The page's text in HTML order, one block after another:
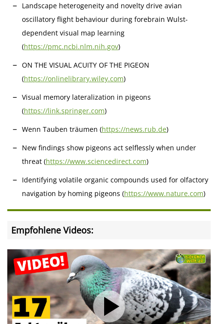
Landscape heterogeneity and novelty drive avian
oscillatory flight behaviour during forebrain Wulst-
dependent visual map learning
(https://pmc.ncbi.nlm.nih.gov)
ON THE VISUAL ACUITY OF THE PIGEON
(https://onlinelibrary.wiley.com)
Visual memory lateralization in pigeons
(https://link.springer.com)
Wenn Tauben träumen (https://news.rub.de)
New findings show pigeons act selflessly when under
threat (https://www.sciencedirect.com)
Identifying volatile organic compounds used for olfactory
navigation by homing pigeons (https://www.nature.com)
Empfohlene Videos: